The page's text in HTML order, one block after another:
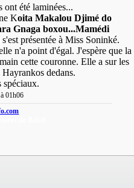
ont été laminées...
Koita Makalou Djimé do
Gnaga boxou...Mamédi
s'est présentée à Miss Soninké.
n'a point d'égal. J'espère que la
cette couronne. Elle a sur les
dedans.
spéciaux.
01h06